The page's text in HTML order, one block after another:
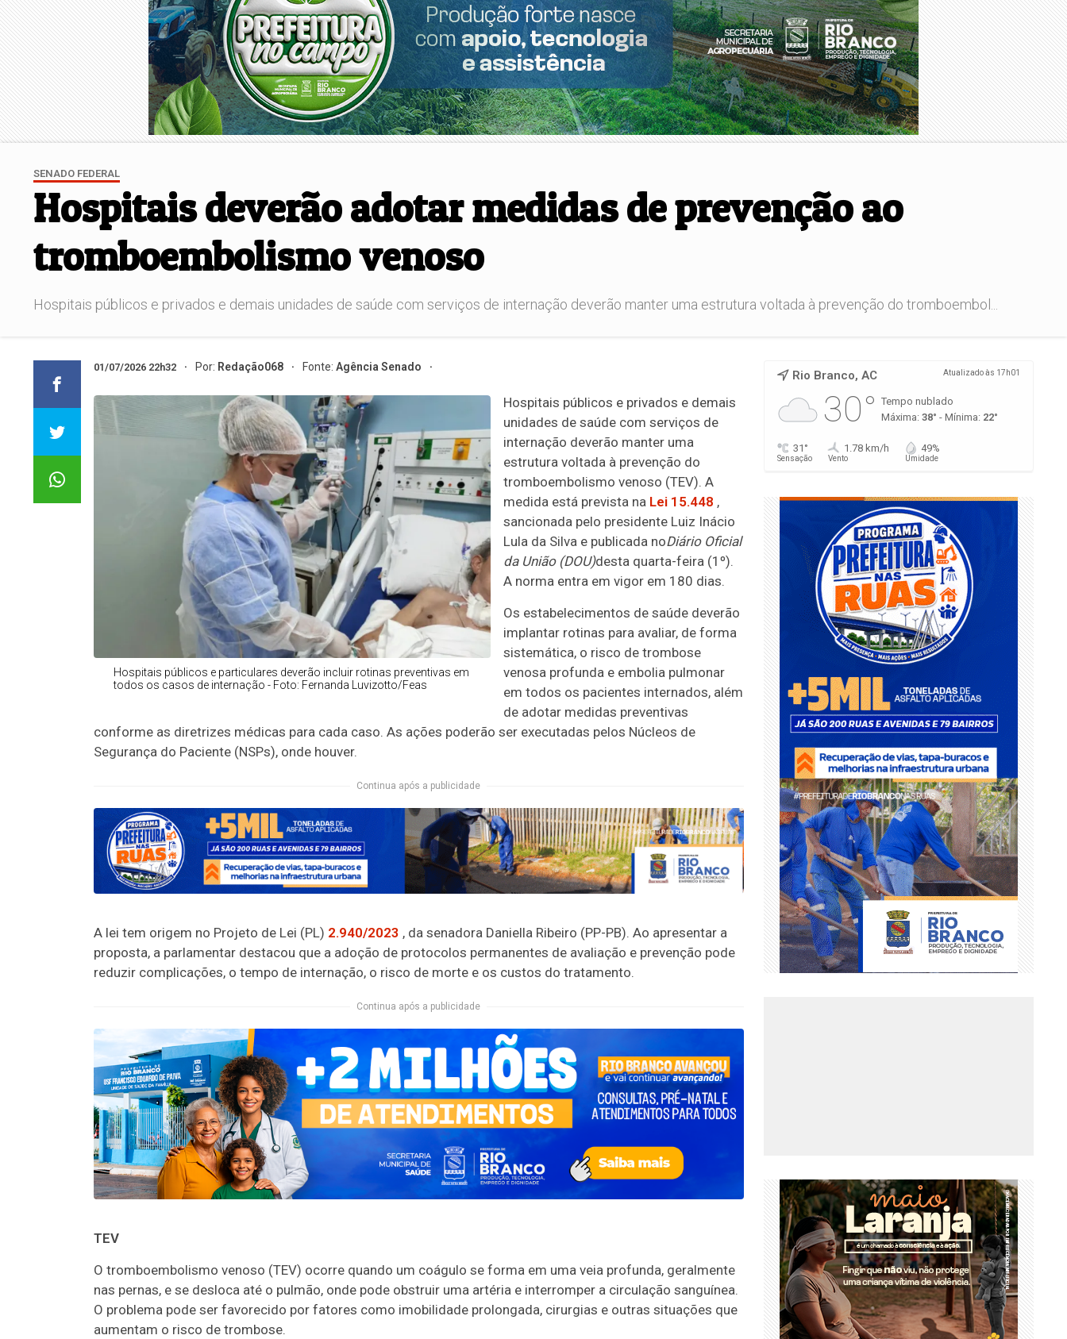
SENADO FEDERAL
Hospitais deverão adotar medidas de prevenção ao
tromboembolismo venoso
Hospitais públicos e privados e demais unidades de saúde com serviços de internação deverão manter uma estrutura voltada à prevenção do tromboembol...
01/07/2026 22h32 Por: Redação068 Fonte: Agência Senado
Hospitais públicos e particulares deverão incluir rotinas preventivas em
todos os casos de internação - Foto: Fernanda Luvizotto/Feas
Hospitais públicos e privados e demais
unidades de saúde com serviços de
internação deverão manter uma
estrutura voltada à prevenção do
tromboembolismo venoso (TEV). A
medida está prevista na Lei 15.448 ,
sancionada pelo presidente Luiz Inácio
Lula da Silva e publicada noDiário Oficial
da União (DOU)desta quarta-feira (1º).
A norma entra em vigor em 180 dias.
Os estabelecimentos de saúde deverão
implantar rotinas para avaliar, de forma
sistemática, o risco de trombose
venosa profunda e embolia pulmonar
em todos os pacientes internados, além
de adotar medidas preventivas
conforme as diretrizes médicas para cada caso. As ações poderão ser executadas pelos Núcleos de
Segurança do Paciente (NSPs), onde houver.
Continua após a publicidade
A lei tem origem no Projeto de Lei (PL) 2.940/2023 , da senadora Daniella Ribeiro (PP-PB). Ao apresentar a
proposta, a parlamentar destacou que a adoção de protocolos permanentes de avaliação e prevenção pode
reduzir complicações, o tempo de internação, o risco de morte e os custos do tratamento.
Continua após a publicidade
TEV
O tromboembolismo venoso (TEV) ocorre quando um coágulo se forma em uma veia profunda, geralmente
nas pernas, e se desloca até o pulmão, onde pode obstruir uma artéria e interromper a circulação sanguínea.
O problema pode ser favorecido por fatores como imobilidade prolongada, cirurgias e outras situações que
aumentam o risco de trombose.
Rio Branco, AC Atualizado às 17h01
30°
Tempo nublado
Máxima:38° - Mínima: 22°
31°
Sensação
1.78 km/h
Vento
49%
Umidade